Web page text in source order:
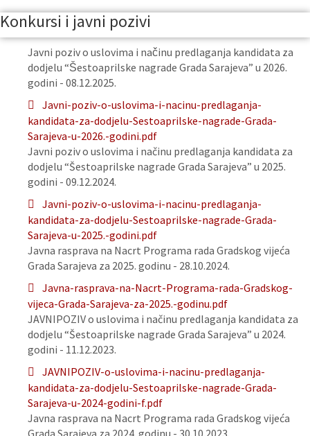
Konkursi i javni pozivi
Javni poziv o uslovima i načinu predlaganja kandidata za
dodjelu “Šestoaprilske nagrade Grada Sarajeva” u 2026.
godini - 08.12.2025.
Javni-poziv-o-uslovima-i-nacinu-predlaganja-
kandidata-za-dodjelu-Sestoaprilske-nagrade-Grada-
Sarajeva-u-2026.-godini.pdf
Javni poziv o uslovima i načinu predlaganja kandidata za
dodjelu “Šestoaprilske nagrade Grada Sarajeva” u 2025.
godini - 09.12.2024.
Javni-poziv-o-uslovima-i-nacinu-predlaganja-
kandidata-za-dodjelu-Sestoaprilske-nagrade-Grada-
Sarajeva-u-2025.-godini.pdf
Javna rasprava na Nacrt Programa rada Gradskog vijeća
Grada Sarajeva za 2025. godinu - 28.10.2024.
Javna-rasprava-na-Nacrt-Programa-rada-Gradskog-
vijeca-Grada-Sarajeva-za-2025.-godinu.pdf
JAVNIPOZIV o uslovima i načinu predlaganja kandidata za
dodjelu “Šestoaprilske nagrade Grada Sarajeva” u 2024.
godini - 11.12.2023.
JAVNIPOZIV-o-uslovima-i-nacinu-predlaganja-
kandidata-za-dodjelu-Sestoaprilske-nagrade-Grada-
Sarajeva-u-2024-godini-f.pdf
Javna rasprava na Nacrt Programa rada Gradskog vijeća